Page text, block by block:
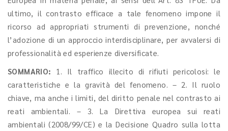
ultimo, il contrasto efficace a tale fenomeno impone il
ricorso ad appropriati strumenti di prevenzione, nonché
l’adozione di un approccio interdisciplinare, per avvalersi di
professionalità ed esperienze diversificate.
SOMMARIO: 1. Il traffico illecito di rifiuti pericolosi: le
caratteristiche e la gravità del fenomeno. – 2. Il ruolo
chiave, ma anche i limiti, del diritto penale nel contrasto ai
reati ambientali. – 3. La Direttiva europea sui reati
ambientali (2008/99/CE) e la Decisione Quadro sulla lotta